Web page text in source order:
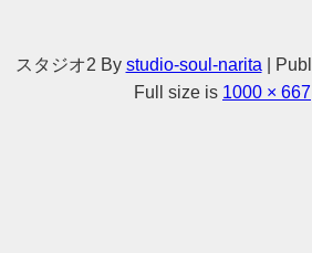
スタジオ2 By studio-soul-narita
Full size is 1000 × 667